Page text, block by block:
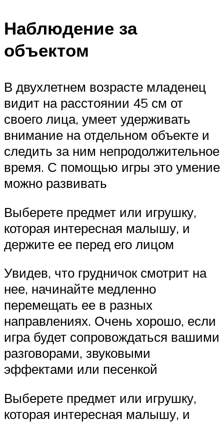
Наблюдение за
объектом
В двухлетнем возрасте младенец
видит на расстоянии 45 см от
своего лица, умеет удерживать
внимание на отдельном объекте и
следить за ним непродолжительное
время. С помощью игры это умение
можно развивать
Выберете предмет или игрушку,
которая интересная малышу, и
держите ее перед его лицом
Увидев, что грудничок смотрит на
нее, начинайте медленно
перемещать ее в разных
направлениях. Очень хорошо, если
игра будет сопровождаться вашими
разговорами, звуковыми
эффектами или песенкой
Выберете предмет или игрушку,
которая интересная малышу, и